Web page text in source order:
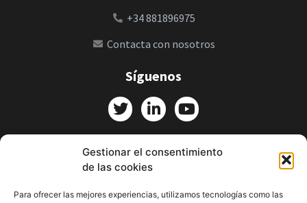
Gestionar el consentimiento
de las cookies
Para ofrecer las mejores experiencias, utilizamos tecnologías como las
+34 881896975
Contacta con nosotros
Síguenos
Menciones en prensa